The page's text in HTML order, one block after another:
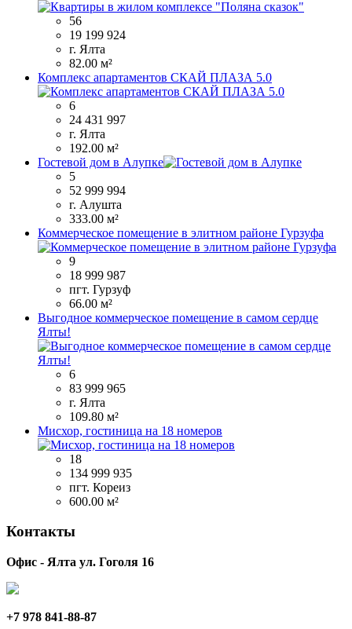
56
19 199 924
г. Ялта
82.00 м²
Комплекс апартаментов СКАЙ ПЛАЗА 5.0
6
24 431 997
г. Ялта
192.00 м²
Гостевой дом в Алупке
5
52 999 994
г. Алушта
333.00 м²
Коммерческое помещение в элитном районе Гурзуфа
9
18 999 987
пгт. Гурзуф
66.00 м²
Выгодное коммерческое помещение в самом сердце
Ялты!
6
83 999 965
г. Ялта
109.80 м²
Мисхор, гостиница на 18 номеров
18
134 999 935
пгт. Кореиз
600.00 м²
Контакты
Офис - Ялта ул. Гоголя 16
+7 978 841-88-87